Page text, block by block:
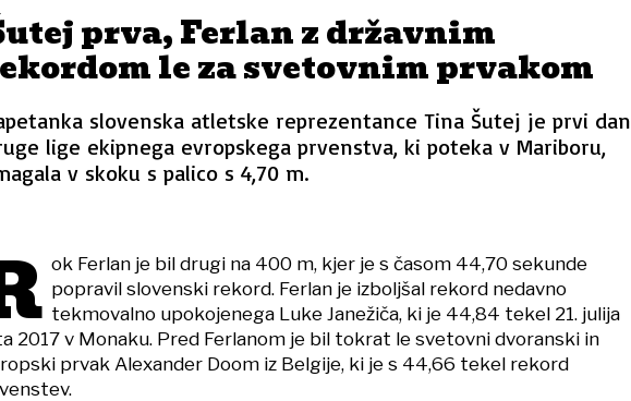
prva, Ferlan z državnim
le za svetovnim prvakom
slovenska atletske reprezentance Tina Šutej je prvi dan
lige ekipnega evropskega prvenstva, ki poteka v Mariboru,
v skoku s palico s 4,70 m.
ok Ferlan je bil drugi na 400 m, kjer je s časom 44,70 sekunde
popravil slovenski rekord. Ferlan je izboljšal rekord nedavno
tekmovalno upokojenega Luke Janežiča, ki je 44,84 tekel 21. julija
2017 v Monaku. Pred Ferlanom je bil tokrat le svetovni dvoranski in
prvak Alexander Doom iz Belgije, ki je s 44,66 tekel rekord